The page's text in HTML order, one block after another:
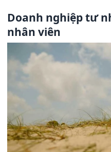
Doanh nghiệp tư
nhân viên